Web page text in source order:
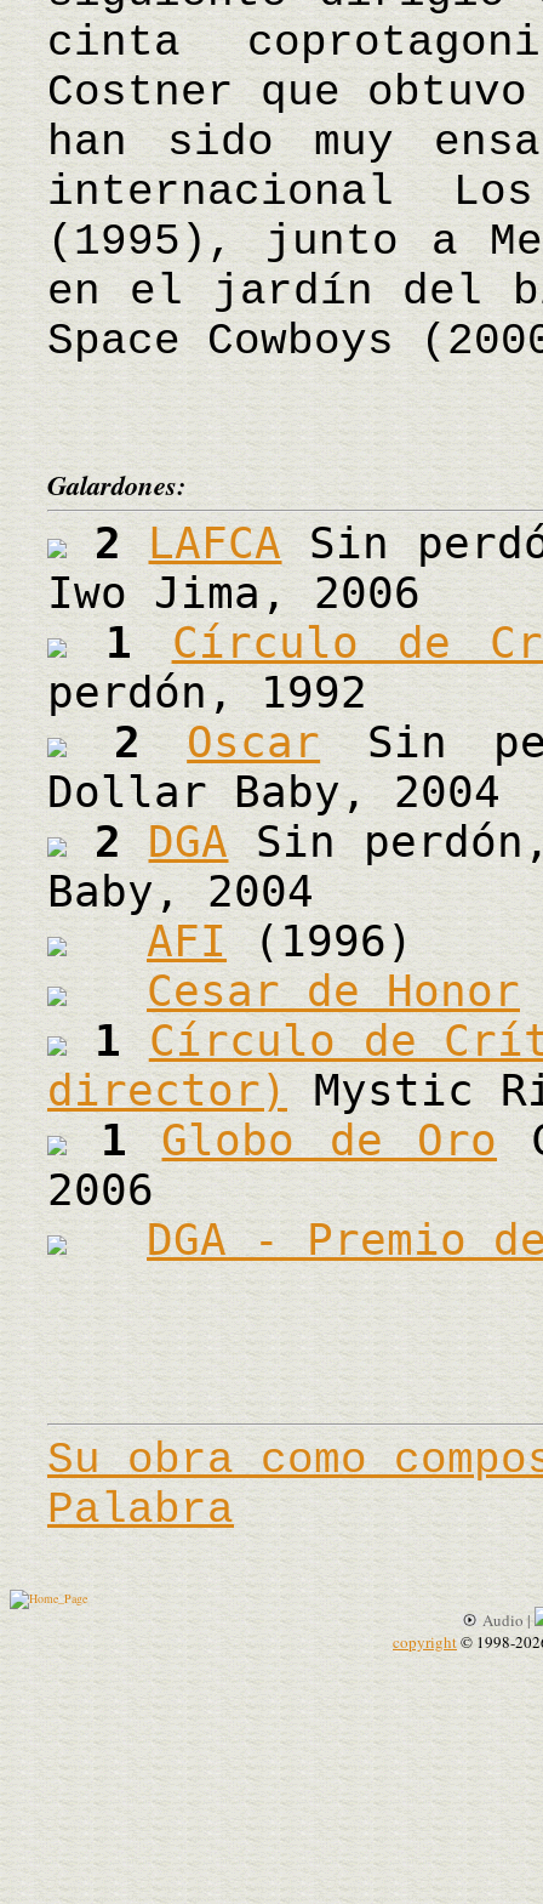
cinta
Costner que
han sido muy
internacional
(1995), junto a
en el jardín del
Space Cowboys
Galardones:
2LAFCASin
Iwo Jima, 2006
1 Círculo de
perdón, 1992
2OscarSin
Dollar Baby, 2004
2DGASin
Baby, 2004
AFI(1996)
Cesar de Honor
1Círculo de
director) Mystic
1Globo de Oro
2006
DGA - Premio
Su obra como
Palabra
Audio |
copyright© 1998-